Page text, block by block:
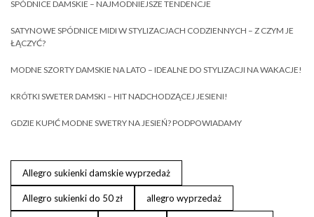
SPÓDNICE DAMSKIE – NAJMODNIEJSZE TENDENCJE
SATYNOWE SPÓDNICE MIDI W STYLIZACJACH CODZIENNYCH – Z CZYM JE
ŁĄCZYĆ?
MODNE SZORTY DAMSKIE NA LATO – IDEALNE DO STYLIZACJI NA WAKACJE!
KRÓTKI SWETER DAMSKI – HIT NADCHODZĄCEJ JESIENI!
GDZIE KUPIĆ MODNE SWETRY NA JESIEŃ? PODPOWIADAMY
Allegro sukienki damskie wyprzedaż
Allegro sukienki do 50 zł allegro wyprzedaż